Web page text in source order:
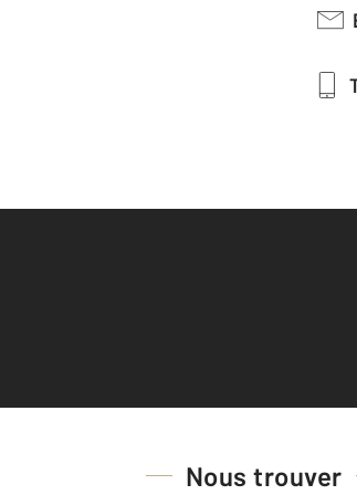
Nous trouver